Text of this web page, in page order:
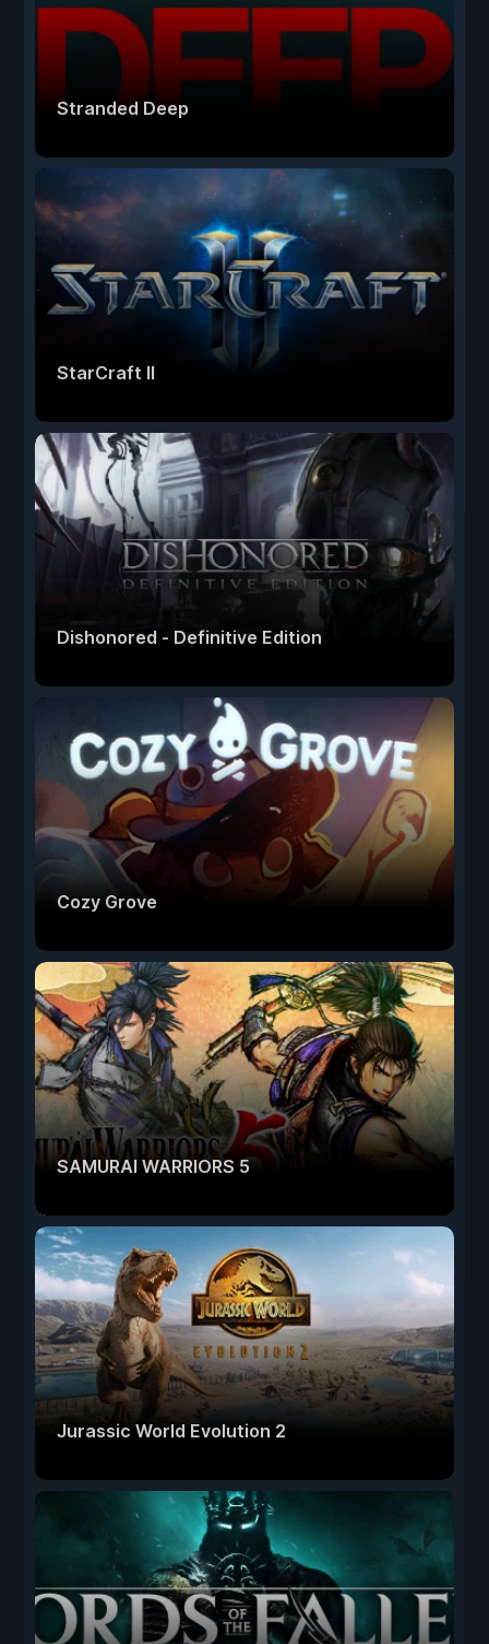
Stranded Deep
StarCraft II
Dishonored - Definitive Edition
Cozy Grove
SAMURAI WARRIORS 5
Jurassic World Evolution 2